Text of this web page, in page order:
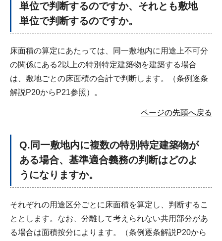
単位で判断するのですか、それとも敷地
単位で判断するのですか。
床面積の算定にあたっては、同一敷地内に用途上不可分
の関係にある2以上の特別特定建築物を建築する場合
は、敷地ごとの床面積の合計で判断します。（条例逐条
解説P20からP21参照）。
ページの先頭へ戻る
Q.同一敷地内に複数の特別特定建築物が
ある場合、基準適合義務の判断はどのよ
うになりますか。
それぞれの用途区分ごとに床面積を算定し、判断するこ
ととします。なお、分離して考えられない共用部分があ
る場合は面積按分によります。（条例逐条解説P20から